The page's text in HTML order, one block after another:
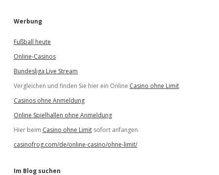
Werbung
Fußball heute
Online-Casinos
Bundesliga Live Stream
Vergleichen und finden Sie hier ein Online Casino ohne Limit
Casinos ohne Anmeldung
Online Spielhallen ohne Anmeldung
Hier beim Casino ohne Limit sofort anfangen.
casinofrog.com/de/online-casino/ohne-limit/
Im Blog suchen